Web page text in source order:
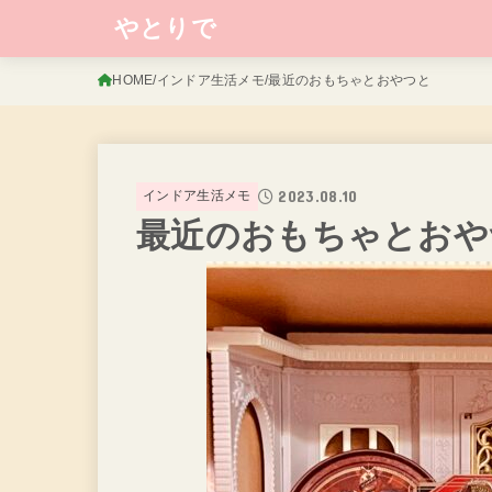
やとりで
HOME インドア生活メモ 最近のおもちゃとおやつと
インドア生活メモ 2023.08.10
最近のおもちゃとお